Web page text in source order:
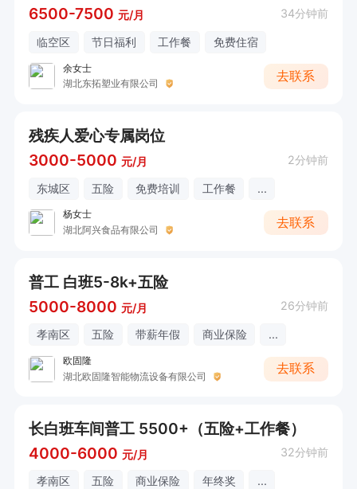
6500-7500 元/月 34分钟前
临空区 节日福利 工作餐 免费住宿
余女士
湖北东拓塑业有限公司
去联系
残疾人爱心专属岗位
3000-5000 元/月 2分钟前
东城区 五险 免费培训 工作餐 ...
杨女士
湖北阿兴食品有限公司
去联系
普工 白班5-8k+五险
5000-8000 元/月 26分钟前
孝南区 五险 带薪年假 商业保险 ...
欧固隆
湖北欧固隆智能物流设备有限公司
去联系
长白班车间普工 5500+（五险+工作餐）
4000-6000 元/月 32分钟前
孝南区 五险 商业保险 年终奖 ...